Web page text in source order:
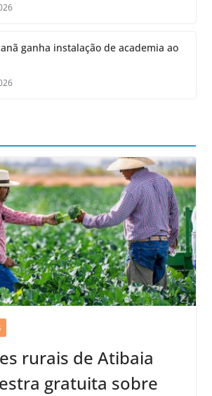
ganha instalação de academia ao
rurais de Atibaia
gratuita sobre